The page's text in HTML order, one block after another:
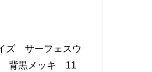
ズ　サーフェスウ
背黒メッキ　11